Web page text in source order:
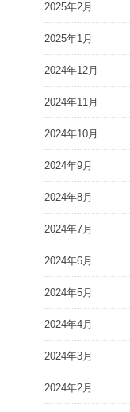
2025年2月
2025年1月
2024年12月
2024年11月
2024年10月
2024年9月
2024年8月
2024年7月
2024年6月
2024年5月
2024年4月
2024年3月
2024年2月